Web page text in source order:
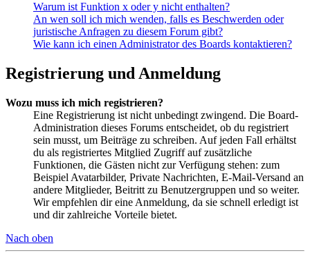
Warum ist Funktion x oder y nicht enthalten?
An wen soll ich mich wenden, falls es Beschwerden oder
juristische Anfragen zu diesem Forum gibt?
Wie kann ich einen Administrator des Boards kontaktieren?
Registrierung und Anmeldung
Wozu muss ich mich registrieren?
Eine Registrierung ist nicht unbedingt zwingend. Die Board-
Administration dieses Forums entscheidet, ob du registriert
sein musst, um Beiträge zu schreiben. Auf jeden Fall erhältst
du als registriertes Mitglied Zugriff auf zusätzliche
Funktionen, die Gästen nicht zur Verfügung stehen: zum
Beispiel Avatarbilder, Private Nachrichten, E-Mail-Versand an
andere Mitglieder, Beitritt zu Benutzergruppen und so weiter.
Wir empfehlen dir eine Anmeldung, da sie schnell erledigt ist
und dir zahlreiche Vorteile bietet.
Nach oben